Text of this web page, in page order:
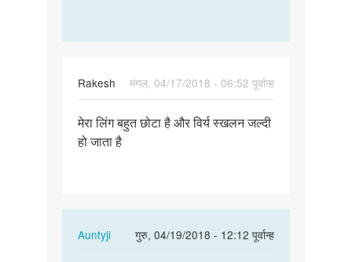
Rakesh
मंगल, 04/17/2018 - 06:52 पूर्वान्ह
मेरा
लिंग
मेरा लिंग बहुत छोटा है और विर्य स्खलन जल्दी
हो जाता है
Auntyji
गुरु, 04/19/2018 - 12:12 पूर्वान्ह
In